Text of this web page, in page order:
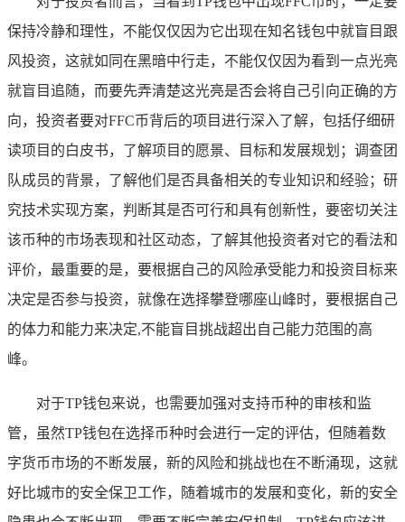
保持冷静和理性，不能仅仅因为它出现在知名钱包中就盲目跟
风投资，这就如同在黑暗中行走，不能仅仅因为看到一点光亮
就盲目追随，而要先弄清楚这光亮是否会将自己引向正确的方
向，投资者要对FFC币背后的项目进行深入了解，包括仔细研
读项目的白皮书，了解项目的愿景、目标和发展规划；调查团
队成员的背景，了解他们是否具备相关的专业知识和经验；研
究技术实现方案，判断其是否可行和具有创新性，要密切关注
该币种的市场表现和社区动态，了解其他投资者对它的看法和
评价，最重要的是，要根据自己的风险承受能力和投资目标来
决定是否参与投资，就像在选择攀登哪座山峰时，要根据自己
的体力和能力来决定,不能盲目挑战超出自己能力范围的高
峰。
对于TP钱包来说，也需要加强对支持币种的审核和监
管，虽然TP钱包在选择币种时会进行一定的评估，但随着数
字货币市场的不断发展，新的风险和挑战也在不断涌现，这就
好比城市的安全保卫工作，随着城市的发展和变化，新的安全